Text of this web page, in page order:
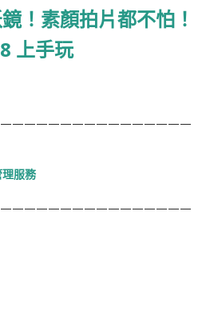
！素顏拍片都不怕！
上手玩
服務